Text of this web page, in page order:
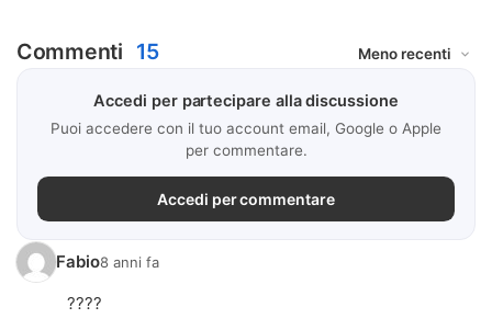
Commenti 15
Accedi per partecipare alla discussione
Puoi accedere con il tuo account email, Google o Apple
per commentare.
Accedi per commentare
Fabio8 anni fa
????